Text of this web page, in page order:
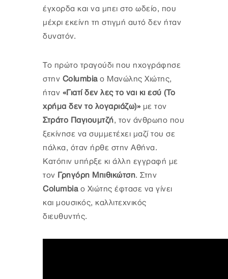
έγχορδα και να μπει στο ωδείο, που
μέχρι εκείνη τη στιγμή αυτό δεν ήταν
δυνατόν.
Το πρώτο τραγούδι που ηχογράφησε
στην Columbia ο Μανώλης Χιώτης,
ήταν «Γιατί δεν λες το ναι κι εσύ (Το
χρήμα δεν το λογαριάζω)» με τον
Στράτο Παγιουμτζή, τον άνθρωπο που
ξεκίνησε να συμμετέχει μαζί του σε
πάλκα, όταν ήρθε στην Αθήνα.
Κατόπιν υπήρξε κι άλλη εγγραφή με
τον Γρηγόρη Μπιθικώτση. Στην
Columbia ο Χιώτης έφτασε να γίνει
και μουσικός, καλλιτεχνικός
διευθυντής.